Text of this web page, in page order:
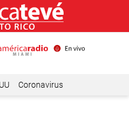
Coronavirus